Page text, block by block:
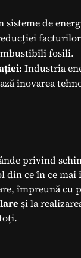
sisteme de
facturilor
fosili.
Industria
inovarea
privind
din ce în ce
împreună cu
și la